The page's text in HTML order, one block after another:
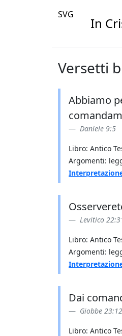
SVG
In
Versetti
Abbiamo
Daniele 9:5
Libro: Antico
Argomenti:
Levitico
Libro: Antico
Argomenti:
Dai
Giobbe 23:12
Libro: Antico